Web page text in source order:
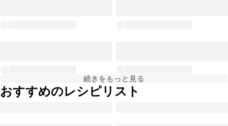
続きをもっと見る
おすすめのレシピリスト